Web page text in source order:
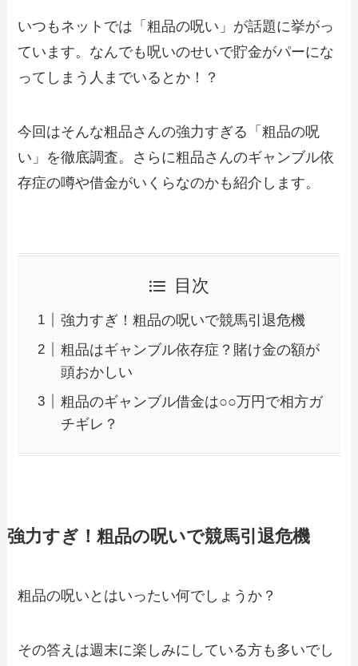
いつもネットでは「粗品の呪い」が話題に挙がっ
ています。なんでも呪いのせいで貯金がパーにな
ってしまう人までいるとか！？
今回はそんな粗品さんの強力すぎる「粗品の呪
い」を徹底調査。さらに粗品さんのギャンブル依
存症の噂や借金がいくらなのかも紹介します。
目次
強力すぎ！粗品の呪いで競馬引退危機
粗品はギャンブル依存症？賭け金の額が
頭おかしい
粗品のギャンブル借金は○○万円で相方ガ
チギレ？
強力すぎ！粗品の呪いで競馬引退危機
粗品の呪いとはいったい何でしょうか？
その答えは週末に楽しみにしている方も多いでし